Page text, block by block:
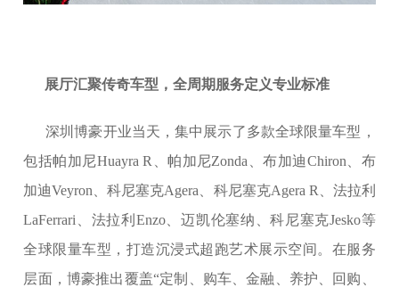
展厅汇聚传奇车型，全周期服务定义专业标准
深圳博豪开业当天，集中展示了多款全球限量车型，
包括帕加尼Huayra R、帕加尼Zonda、布加迪Chiron、布
加迪Veyron、科尼塞克Agera、科尼塞克Agera R‌、法拉利
LaFerrari、法拉利Enzo、迈凯伦塞纳、科尼塞克Jesko等
全球限量车型，打造沉浸式超跑艺术展示空间。在服务
层面，博豪推出覆盖“定制、购车、金融、养护、回购、